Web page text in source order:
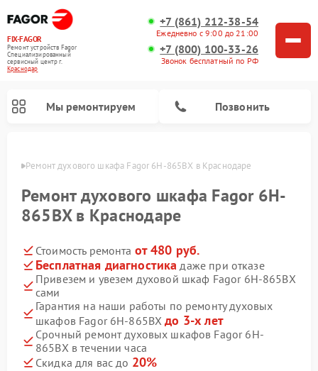
FIX-FAGOR
Ремонт устройств Fagor
Специализированный
cервисный центр г.
Краснодар
+7 (861) 212-38-54
Ежедневно с 9:00 до 21:00
+7 (800) 100-33-26
Звонок бесплатный по РФ
Мы ремонтируем Позвонить
Ремонт духового шкафа Fagor 6H-865BX в Краснодаре
Ремонт духового шкафа Fagor 6H-
865BX в Краснодаре
Стоимость ремонта от 480 руб.
Бесплатная диагностика даже при отказе
Привезем и увезем духовой шкаф Fagor 6H-865BX
сами
Гарантия на наши работы по ремонту духовых
шкафов Fagor 6H-865BXдо 3-х лет
Срочный ремонт духовых шкафов Fagor 6H-
865BX в течении часа
Скидка для вас до 20%